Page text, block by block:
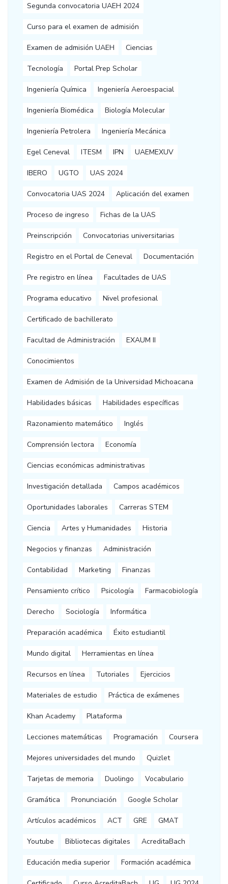
Segunda convocatoria UAEH 2024
Curso para el examen de admisión
Examen de admisión UAEH Ciencias
Tecnología Portal Prep Scholar
Ingeniería Química Ingeniería Aeroespacial
Ingeniería Biomédica Biología Molecular
Ingeniería Petrolera Ingeniería Mecánica
Egel Ceneval ITESM IPN UAEMEXUV
IBERO UGTO UAS 2024
Convocatoria UAS 2024 Aplicación del examen
Proceso de ingreso Fichas de la UAS
Preinscripción Convocatorias universitarias
Registro en el Portal de Ceneval Documentación
Pre registro en línea Facultades de UAS
Programa educativo Nivel profesional
Certificado de bachillerato
Facultad de Administración EXAUM II
Conocimientos
Examen de Admisión de la Universidad Michoacana
Habilidades básicas Habilidades específicas
Razonamiento matemático Inglés
Comprensión lectora Economía
Ciencias económicas administrativas
Investigación detallada Campos académicos
Oportunidades laborales Carreras STEM
Ciencia Artes y Humanidades Historia
Negocios y finanzas Administración
Contabilidad Marketing Finanzas
Pensamiento crítico Psicología Farmacobiología
Derecho Sociología Informática
Preparación académica Éxito estudiantil
Mundo digital Herramientas en línea
Recursos en línea Tutoriales Ejercicios
Materiales de estudio Práctica de exámenes
Khan Academy Plataforma
Lecciones matemáticas Programación Coursera
Mejores universidades del mundo Quizlet
Tarjetas de memoria Duolingo Vocabulario
Gramática Pronunciación Google Scholar
Artículos académicos ACT GRE GMAT
Youtube Bibliotecas digitales AcreditaBach
Educación media superior Formación académica